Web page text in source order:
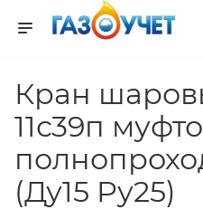
Кран
11с39п
(Ду15 Pу25)